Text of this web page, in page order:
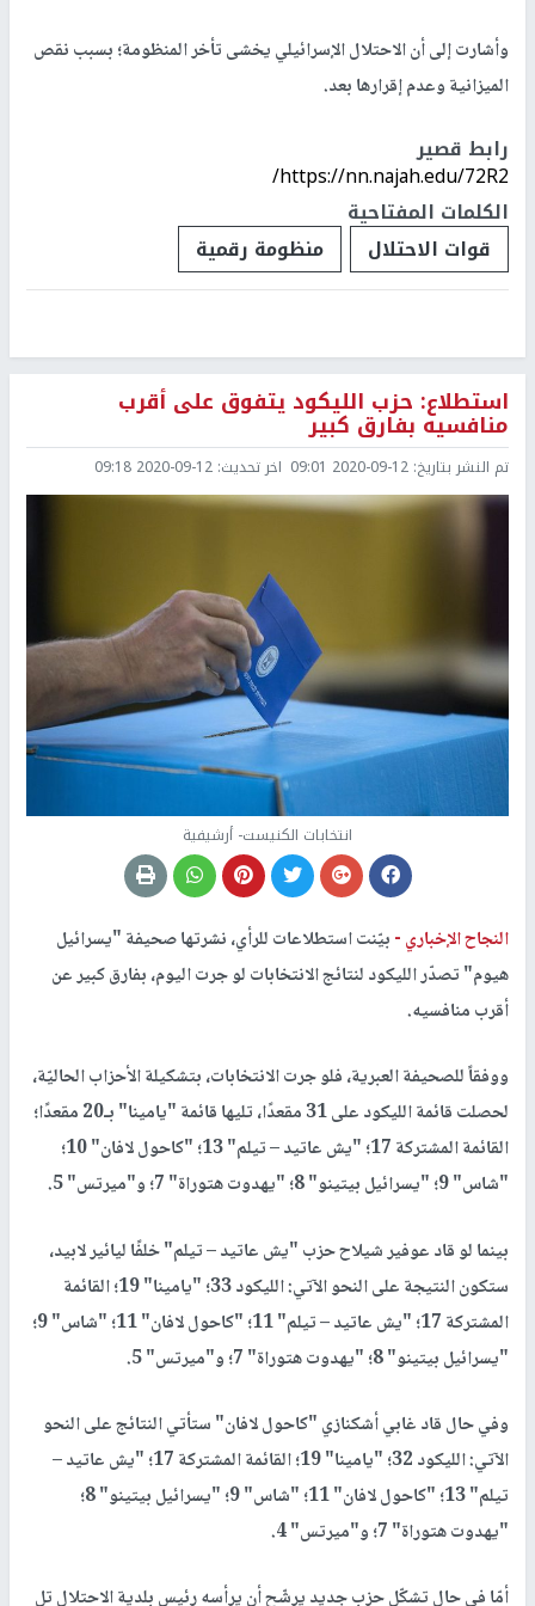
وأشارت إلى أن الاحتلال الإسرائيلي يخشى تأخر المنظومة؛ بسبب نقص
الميزانية وعدم إقرارها بعد.
رابط قصير
https://nn.najah.edu/72R2/
الكلمات المفتاحية
قوات الاحتلال
منظومة رقمية
استطلاع: حزب الليكود يتفوق على أقرب
منافسيه بفارق كبير
تم النشر بتاريخ: 2020-09-12 09:01 اخر تحديث: 2020-09-12 09:18
انتخابات الكنيست- أرشيفية
النجاح الإخباري -بيّنت استطلاعات للرأي، نشرتها صحيفة "يسرائيل
هيوم" تصدّر الليكود لنتائج الانتخابات لو جرت اليوم، بفارق كبير عن
أقرب منافسيه.
ووفقاً للصحيفة العبرية، فلو جرت الانتخابات، بتشكيلة الأحزاب الحاليّة،
لحصلت قائمة الليكود على 31 مقعدًا، تليها قائمة "يامينا" بـ20 مقعدًا؛
القائمة المشتركة 17؛ "يش عاتيد – تيلم" 13؛ "كاحول لافان" 10؛
"شاس" 9؛ "يسرائيل بيتينو" 8؛ "يهدوت هتوراة" 7؛ و"ميرتس" 5.
بينما لو قاد عوفير شيلاح حزب "يش عاتيد – تيلم" خلفًا ليائير لابيد،
ستكون النتيجة على النحو الآتي: الليكود 33؛ "يامينا" 19؛ القائمة
المشتركة 17؛ "يش عاتيد – تيلم" 11؛ "كاحول لافان" 11؛ "شاس" 9؛
"يسرائيل بيتينو" 8؛ "يهدوت هتوراة" 7؛ و"ميرتس" 5.
وفي حال قاد غابي أشكنازي "كاحول لافان" ستأتي النتائج على النحو
الآتي: الليكود 32؛ "يامينا" 19؛ القائمة المشتركة 17؛ "يش عاتيد –
تيلم" 13؛ "كاحول لافان" 11؛ "شاس" 9؛ "يسرائيل بيتينو" 8؛
"يهدوت هتوراة" 7؛ و"ميرتس" 4.
أمّا في حال تشكّل حزب جديد يرشّح أن يرأسه رئيس بلدية الاحتلال تل